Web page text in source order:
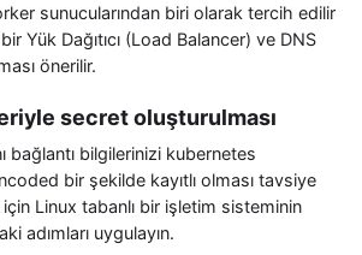
sunucularından biri olarak tercih edilir
Yük Dağıtıcı (Load Balancer) ve DNS
önerilir.
secret oluşturulması
bağlantı bilgilerinizi kubernetes
bir şekilde kayıtlı olması tavsiye
Linux tabanlı bir işletim sisteminin
adımları uygulayın.